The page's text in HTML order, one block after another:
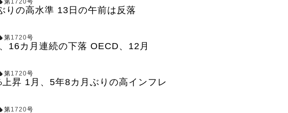
第1720号
りの高水準 13日の午前は反落
第1720号
16カ月連続の下落 OECD、12月
第1720号
昇 1月、5年8カ月ぶりの高インフレ
第1720号